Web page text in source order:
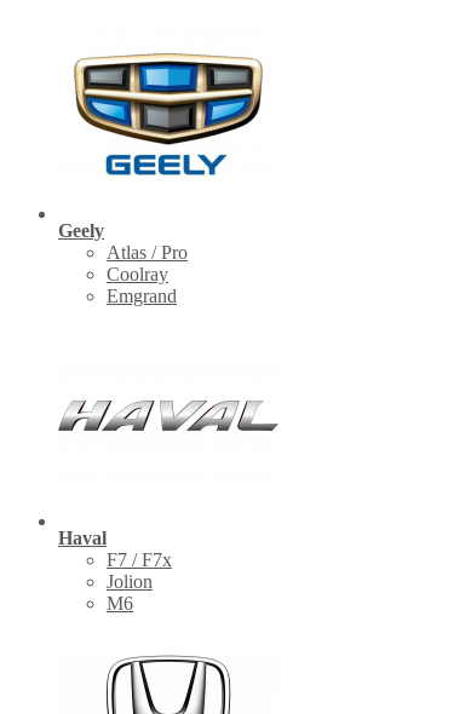
Geely
Atlas / Pro
Coolray
Emgrand
Haval
F7 / F7x
Jolion
M6